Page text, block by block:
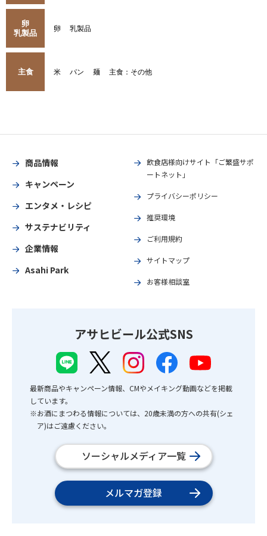
卵
乳製品
卵 乳製品
主食 米 パン 麺 主食：その他
商品情報
キャンペーン
エンタメ・レシピ
サステナビリティ
企業情報
Asahi Park
飲食店様向けサイト「ご繁盛サポ
ートネット」
プライバシーポリシー
推奨環境
ご利用規約
サイトマップ
お客様相談室
アサヒビール公式SNS
最新商品やキャンペーン情報、CMやメイキング動画などを掲載
しています。
※お酒にまつわる情報については、20歳未満の方への共有(シェ
ア)はご遠慮ください。
ソーシャルメディア一覧
メルマガ登録